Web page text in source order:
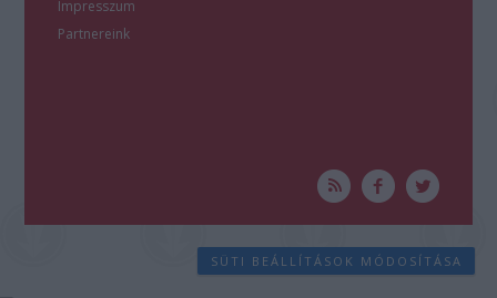
Impresszum
Partnereink
SÜTI BEÁLLÍTÁSOK MÓDOSÍTÁSA